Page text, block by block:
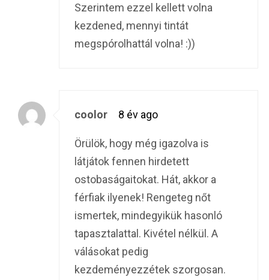
Szerintem ezzel kellett volna
kezdened, mennyi tintát
megspórolhattál volna! :))
coolor 8 év ago
Örülök, hogy még igazolva is
látjátok fennen hirdetett
ostobaságaitokat. Hát, akkor a
férfiak ilyenek! Rengeteg nőt
ismertek, mindegyikük hasonló
tapasztalattal. Kivétel nélkül. A
válásokat pedig
kezdeményezzétek szorgosan.